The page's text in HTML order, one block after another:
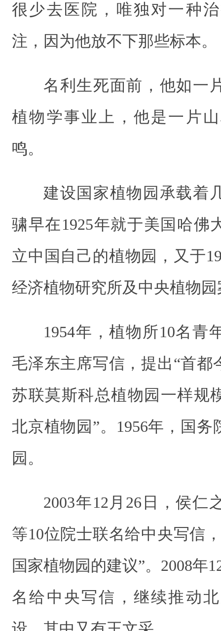
很少去医院，唯独对一种
注，因为他放不下那些标本。
名利生死面前，他如一
植物学事业上，他是一片
鸣。
建设国家植物园承载着
骕早在1925年就于美国哈
立中国自己的植物园，又于
经济植物研究所及中央植物园
1954年，植物所10名青
毛泽东主席写信，提出“首都
苏联莫斯科总植物园一样规
北京植物园”。1956年，国
园。
2003年12月26日，侯仁
等10位院士联名给中央写信
国家植物园的建议”。2008年
名给中央写信，继续推动